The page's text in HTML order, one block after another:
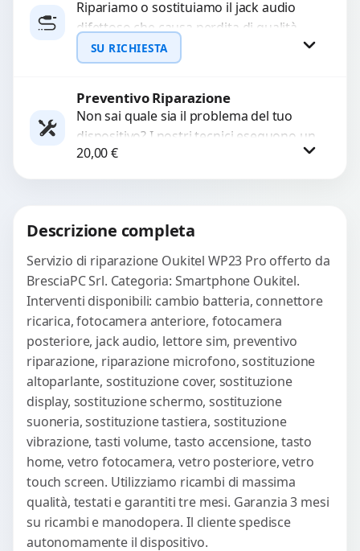
WhatsApp
Ripariamo o sostituiamo il jack audio
difettoso che causa perdita di qualità
sonora o impossibilità di collegare cuffie
e accessori....
SU RICHIESTA
Richiedi Preventivo
WhatsApp
Preventivo Riparazione
Non sai quale sia il problema del tuo
dispositivo? I nostri tecnici eseguono un
check-up completo con strumenti
avanzati per...
20,00€
Descrizione completa
Servizio di riparazione Oukitel WP23 Pro offerto da
BresciaPC Srl. Categoria: Smartphone Oukitel.
Interventi disponibili: cambio batteria, connettore
ricarica, fotocamera anteriore, fotocamera
posteriore, jack audio, lettore sim, preventivo
riparazione, riparazione microfono, sostituzione
altoparlante, sostituzione cover, sostituzione
display, sostituzione schermo, sostituzione
suoneria, sostituzione tastiera, sostituzione
vibrazione, tasti volume, tasto accensione, tasto
home, vetro fotocamera, vetro posteriore, vetro
touch screen. Utilizziamo ricambi di massima
qualità, testati e garantiti tre mesi. Garanzia 3 mesi
su ricambi e manodopera. Il cliente spedisce
autonomamente il dispositivo.